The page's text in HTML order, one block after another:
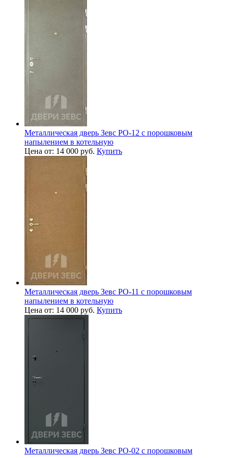
Металлическая дверь Зевс PO-12 с порошковым
напылением в котельную
Цена от: 14 000 руб. Купить
Металлическая дверь Зевс PO-11 с порошковым
напылением в котельную
Цена от: 14 000 руб. Купить
Металлическая дверь Зевс PO-02 с порошковым